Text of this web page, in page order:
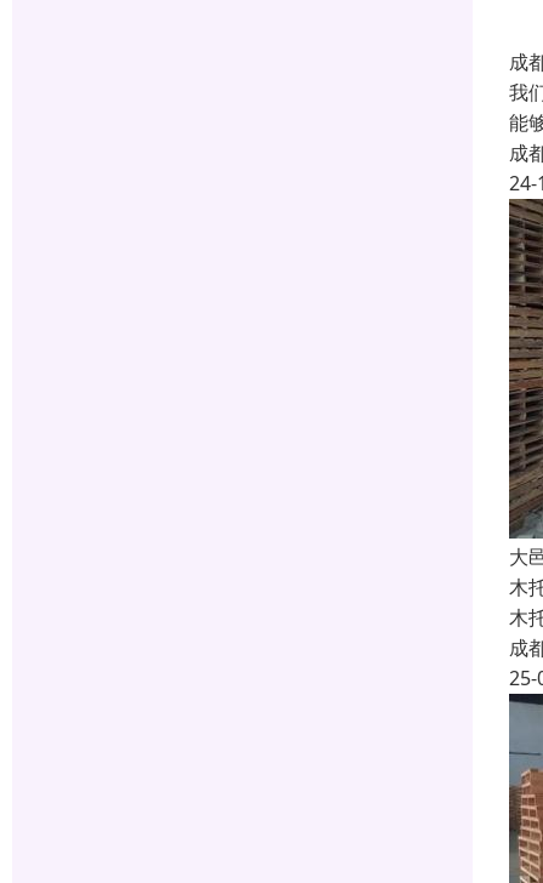
成
我
能
成
24-
大
木
木
成
25-